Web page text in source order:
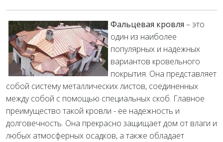
Фальцевая кровля – это
один из наиболее
популярных и надежных
вариантов кровельного
покрытия. Она представляет
собой систему металлических листов, соединенных
между собой с помощью специальных скоб. Главное
преимущество такой кровли - ее надежность и
долговечность. Она прекрасно защищает дом от влаги и
любых атмосферных осадков, а также обладает